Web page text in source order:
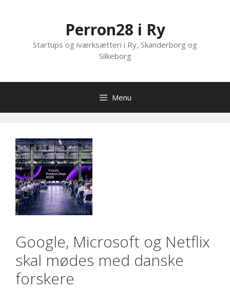
Perron28 i Ry
Startups og iværksætteri i Ry, Skanderborg og
Silkeborg
Menu
Google, Microsoft og Netflix
skal mødes med danske
forskere